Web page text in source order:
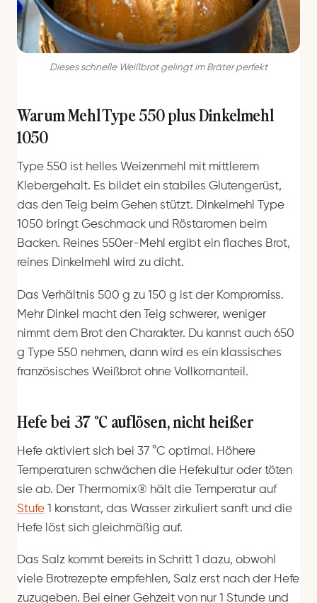
Dieses schnelle Weißbrot gelingt im Bräter perfekt
Warum Mehl Type 550 plus Dinkelmehl
1050
Type 550 ist helles Weizenmehl mit mittlerem
Klebergehalt. Es bildet ein stabiles Glutengerüst,
das den Teig beim Gehen stützt. Dinkelmehl Type
1050 bringt Geschmack und Röstaromen beim
Backen. Reines 550er-Mehl ergibt ein flaches Brot,
reines Dinkelmehl wird zu dicht.
Das Verhältnis 500 g zu 150 g ist der Kompromiss.
Mehr Dinkel macht den Teig schwerer, weniger
nimmt dem Brot den Charakter. Du kannst auch 650
g Type 550 nehmen, dann wird es ein klassisches
französisches Weißbrot ohne Vollkornanteil.
Hefe bei 37 °C auflösen, nicht heißer
Hefe aktiviert sich bei 37 °C optimal. Höhere
Temperaturen schwächen die Hefekultur oder töten
sie ab. Der Thermomix® hält die Temperatur auf
Stufe 1 konstant, das Wasser zirkuliert sanft und die
Hefe löst sich gleichmäßig auf.
Das Salz kommt bereits in Schritt 1 dazu, obwohl
viele Brotrezepte empfehlen, Salz erst nach der Hefe
zuzugeben. Bei einer Gehzeit von nur 1 Stunde und